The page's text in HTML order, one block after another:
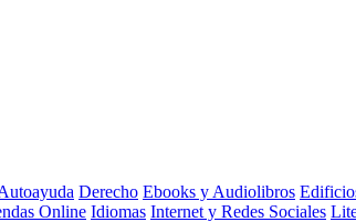
Derecho Ebooks y Audiolibros
Online Idiomas Internet y Redes Sociales